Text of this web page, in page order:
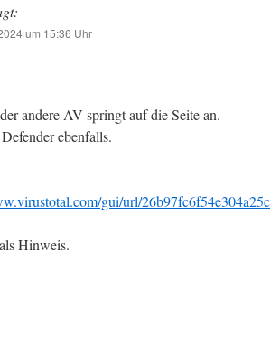
um 15:36 Uhr
andere AV springt auf die Seite an.
ebenfalls.
gui/url/
Hinweis.